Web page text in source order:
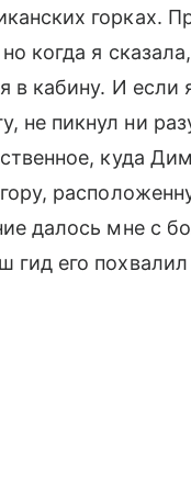
горках.
когда я
кабину. И если
пикнул ни
куда
далось мне с
гид его